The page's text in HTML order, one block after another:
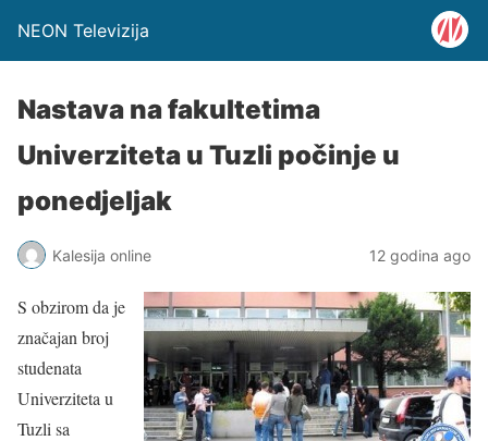
NEON Televizija
Nastava na fakultetima
Univerziteta u Tuzli počinje u
ponedjeljak
Kalesija online 12 godina ago
S obzirom da je
značajan broj
studenata
Univerziteta u
Tuzli sa